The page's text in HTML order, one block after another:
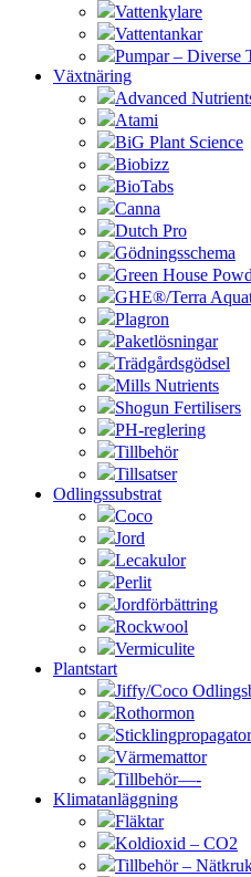
Vattenkylare
Vattentankar
Pumpar – Diverse
Växtnäring
Advanced
Atami
BiG Plant Science
Biobizz
BioTabs
Canna
Dutch Pro
Gödningsschema
Green House
GHE®/Terra
Plagron
Paketlösningar
Trädgårdsgödsel
Mills Nutrients
Shogun Fertilisers
PH-reglering
Tillbehör
Tillsatser
Odlingssubstrat
Coco
Jord
Lecakulor
Perlit
Jordförbättring
Rockwool
Vermiculite
Plantstart
Jiffy/Coco
Rothormon
Sticklingpropagator
Värmemattor
Tillbehör—-
Klimatanläggning
Fläktar
Koldioxid – CO2
Tillbehör –